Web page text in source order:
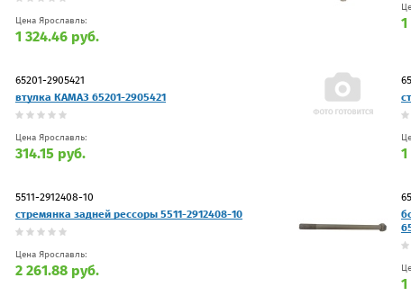
Цена Ярославль:
1 324.46 руб.
65201-2905421
втулка КАМАЗ 65201-2905421
Цена Ярославль:
314.15 руб.
5511-2912408-10
стремянка задней рессоры 5511-2912408-10
Цена Ярославль:
2 261.88 руб.
1